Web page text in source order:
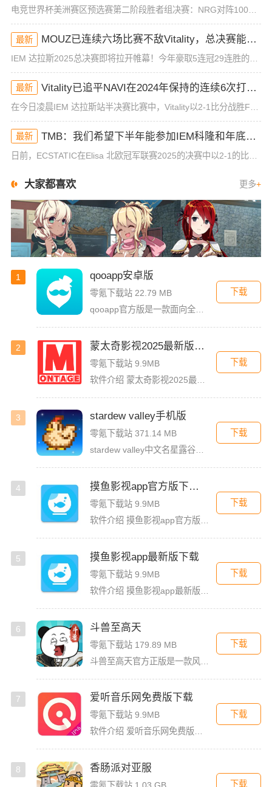
电竞世界杯美洲赛区预选赛第二阶段胜者组决赛：NRG对阵100T。两队鏖战四图，前两张地图互相拿下对方选图，但随后NRG接连赢下隐世修所和森寒冬港，大比分3-1力克100T，率先晋级EWC正赛。
最新 MOUZ已连续六场比赛不敌Vitality，总决赛能否打破魔咒？
IEM 达拉斯2025总决赛即将拉开帷幕！今年豪取5连冠29连胜的Vitality将于5月26日凌晨03:00对阵年轻的MOUZ战队。而在此之前，两队的交手战绩处于一边倒的局势，MOUZ战队已经连续六
最新 Vitality已追平NAVI在2024年保持的连续6次打进总决赛纪录
最新 TMB：我们希望下半年能参加IEM科隆和年底的Major
日前，ECSTATIC在Elisa 北欧冠军联赛2025的决赛中以2-1的比分击败Alliance，成功夺得冠军。Elisa 北欧冠军联赛 2025 05-25ECSTATIC2-1Allia
大家都喜欢 更多+
1 qooapp安卓版
零氪下载站 22.79 MB
下载
2 蒙太奇影视2025最新版本下载
零氪下载站 9.9MB
下载
3 stardew valley手机版
零氪下载站 371.14 MB
stardew valley中文名星露谷物语，这是一款像素风沙盒手游，在这里你能利用你自己独有的耕种、采矿、采集、捕鱼和战斗技能去收集生活所需的必要品，而且当你完成特定领域的任务时还能获取到技能经验值
下载
4 摸鱼影视app官方版下载安装
零氪下载站 9.9MB
下载
5 摸鱼影视app最新版下载
零氪下载站 9.9MB
下载
6 斗兽至高天
零氪下载站 179.89 MB
下载
7 爱听音乐网免费版下载
零氪下载站 9.9MB
软件介绍 爱听音乐网免费版是一款功能强大的歌曲播放软件，无论你是喜欢流行金曲、经典老歌，还是小众独立音乐，
下载
8 香肠派对亚服
下载